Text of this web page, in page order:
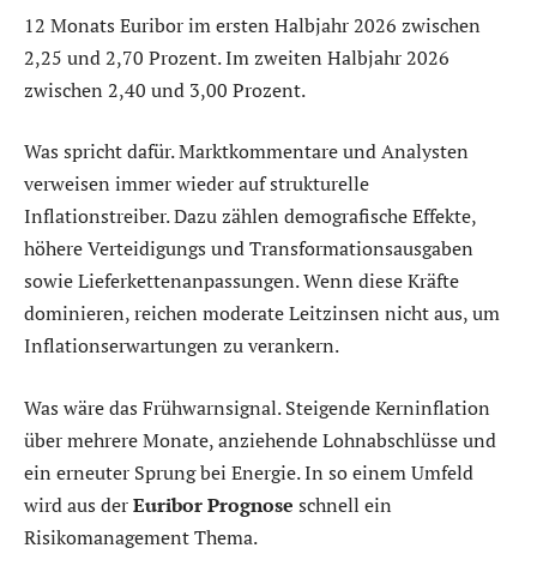
12 Monats Euribor im ersten Halbjahr 2026 zwischen
2,25 und 2,70 Prozent. Im zweiten Halbjahr 2026
zwischen 2,40 und 3,00 Prozent.
Was spricht dafür. Marktkommentare und Analysten
verweisen immer wieder auf strukturelle
Inflationstreiber. Dazu zählen demografische Effekte,
höhere Verteidigungs und Transformationsausgaben
sowie Lieferkettenanpassungen. Wenn diese Kräfte
dominieren, reichen moderate Leitzinsen nicht aus, um
Inflationserwartungen zu verankern.
Was wäre das Frühwarnsignal. Steigende Kerninflation
über mehrere Monate, anziehende Lohnabschlüsse und
ein erneuter Sprung bei Energie. In so einem Umfeld
wird aus derEuribor Prognose schnell ein
Risikomanagement Thema.